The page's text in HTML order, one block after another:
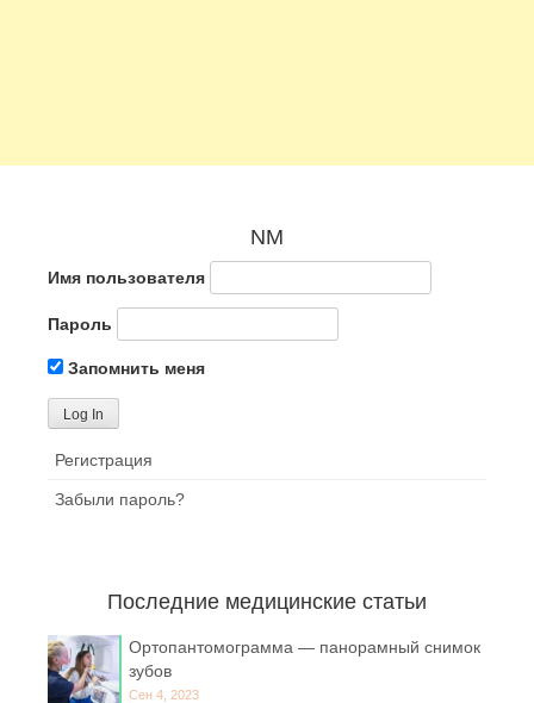
NM
Имя пользователя
Пароль
Запомнить меня
Регистрация
Забыли пароль?
Последние медицинские статьи
Ортопантомограмма — панорамный снимок
зубов
Сен 4, 2023